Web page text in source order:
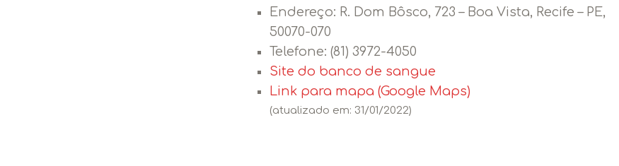
Endereço: R. Dom Bôsco, 723 – Boa Vista, Recife – PE,
50070-070
Telefone: (81) 3972-4050
Site do banco de sangue
Link para mapa (Google Maps)
(atualizado em: 31/01/2022)